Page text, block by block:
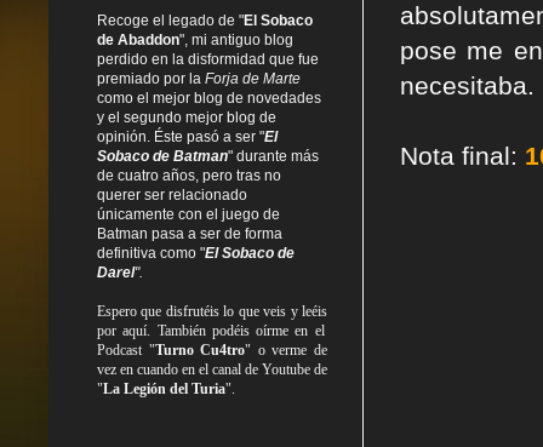
pose me
necesitaba.
Nota final:
Recoge el legado de "El Sobaco
de Abaddon", mi antiguo blog
perdido en la disformidad que fue
premiado por la Forja de Marte
como el mejor blog de novedades
y el segundo mejor blog de
opinión. Éste pasó a ser "El
Sobaco de Batman" durante más
de cuatro años, pero tras no
querer ser relacionado
únicamente con el juego de
Batman pasa a ser de forma
definitiva como "El Sobaco de
Darel".
Espero que disfrutéis lo queveis yleéis
por aquí. También podéis oírme en el
Podcast "Turno Cu4tro" o verme de
vez en cuando en el canal de Youtube de
"La Legión del Turia".